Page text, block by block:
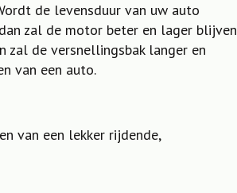
de levensduur van uw auto
zal de motor beter en lager blijven
zal de versnellingsbak langer en
van een auto.
van een lekker rijdende,